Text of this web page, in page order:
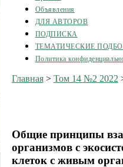
Объявления
ДЛЯ АВТОРОВ
ПОДПИСКА
ТЕМАТИЧЕСКИЕ
Политика
Главная> Том 14 №2 2022
Общие принципы
организмов с
клеток с живым